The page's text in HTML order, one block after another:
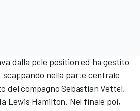
dalla pole position ed ha gestito
scappando nella parte centrale
del compagno Sebastian Vettel,
Lewis Hamilton. Nel finale poi,